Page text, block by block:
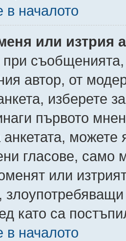
в началото
или изтрия
съобщенията,
автор, от
изберете
първото
анкетата,
гласове, само
или
като са
в началото